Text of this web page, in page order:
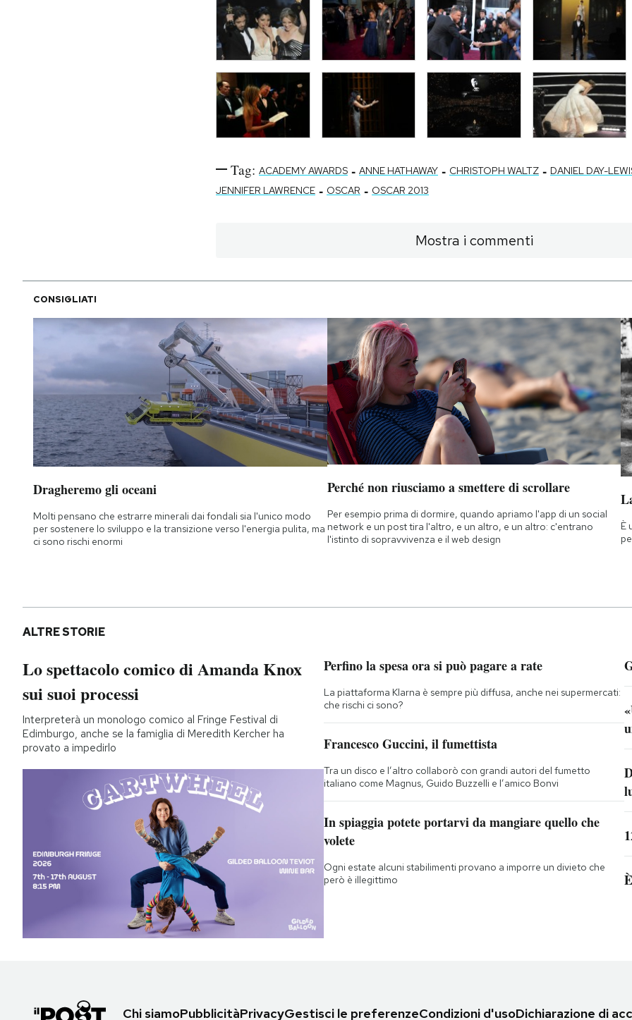
Tag: ACADEMY AWARDS - ANNE HATHAWAY - CHRISTOPH WALTZ - DANIEL DAY-
JENNIFER LAWRENCE - OSCAR - OSCAR 2013
Mostra i commenti
CONSIGLIATI
Dragheremo gli oceani
Molti pensano che estrarre minerali dai fondali sia l'unico modo
per sostenere lo sviluppo e la transizione verso l'energia pulita, ma
ci sono rischi enormi
Perché non riusciamo a smettere di scrollare
Per esempio prima di dormire, quando apriamo l'app di un social
network e un post tira l'altro, e un altro, e un altro: c'entrano
l'istinto di sopravvivenza e il web design
È
ALTRE STORIE
Lo spettacolo comico di Amanda Knox
sui suoi processi
Interpreterà un monologo comico al Fringe Festival di
Edimburgo, anche se la famiglia di Meredith Kercher ha
provato a impedirlo
Perfino la spesa ora si può pagare a rate
La piattaforma Klarna è sempre più diffusa, anche nei supermercati:
che rischi ci sono?
Francesco Guccini, il fumettista
Tra un disco e l’altro collaborò con grandi autori del fumetto
italiano come Magnus, Guido Buzzelli e l’amico Bonvi
In spiaggia potete portarvi da mangiare quello che
volete
Ogni estate alcuni stabilimenti provano a imporre un divieto che
però è illegittimo
Chi siamoPubblicitàPrivacyGestisci le preferenzeCondizioni d'usoDichiarazione di